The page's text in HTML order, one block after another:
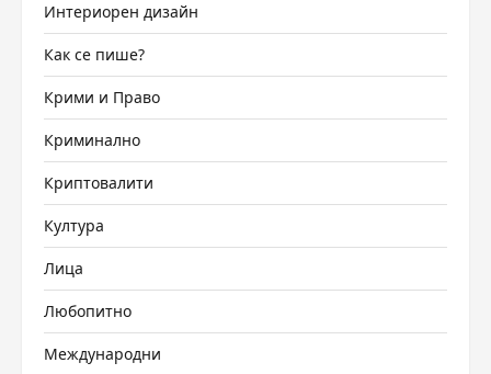
Интериорен дизайн
Как се пише?
Крими и Право
Криминално
Криптовалити
Култура
Лица
Любопитно
Международни